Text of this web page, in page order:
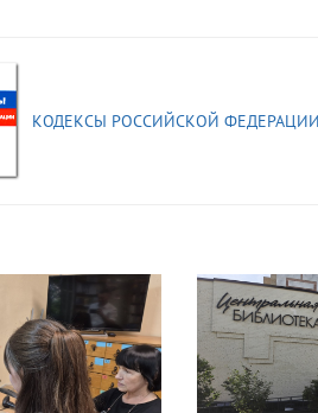
КОДЕКСЫ РОССИЙСКОЙ ФЕДЕРАЦИИ